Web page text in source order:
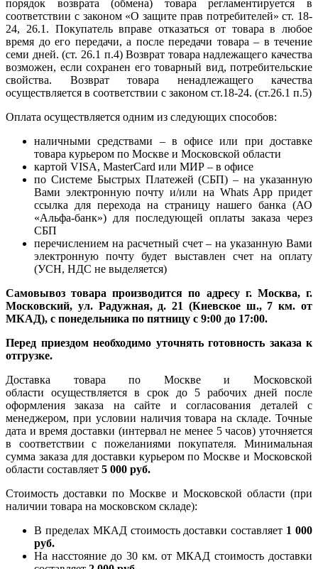
порядок возврата (обмена) товара регламентируется в
соответствии с законом «О защите прав потребителей» ст. 18-
24, 26.1. Покупатель вправе отказаться от товара в любое
время до его передачи, а после передачи товара – в течение
семи дней. (ст. 26.1 п.4) Возврат товара надлежащего качества
возможен, если сохранен его товарный вид, потребительские
свойства. Возврат товара ненадлежащего качества
осуществляется в соответствии с законом ст.18-24. (ст.26.1 п.5)
Оплата осуществляется одним из следующих способов:
наличными средствами – в офисе или при доставке
товара курьером по Москве и Московской области
картой VISA, MasterCard или МИР – в офисе
по Системе Быстрых Платежей (СБП) – на указанную
Вами электронную почту и/или на Whats App придет
ссылка для перехода на страницу нашего банка (АО
«Альфа-банк») для последующей оплаты заказа через
СБП
перечислением на расчетный счет – на указанную Вами
электронную почту будет выставлен счет на оплату
(УСН, НДС не выделяется)
Самовывоз товара производится по адресу г. Москва, г.
Московский, ул. Радужная, д. 21 (Киевское ш., 7 км. от
МКАД), с понедельника по пятницу с 9:00 до 17:00.
Перед приездом необходимо уточнять готовность заказа к
отгрузке.
Доставка товара по Москве и Московской
области осуществляется в срок до 5 рабочих дней после
оформления заказа на сайте и согласования деталей с
менеджером, при условии наличия товара на складе. Точные
дата и время доставки (интервал не менее 5 часов) уточняется
в соответствии с пожеланиями покупателя. Минимальная
сумма заказа для доставки курьером по Москве и Московской
области составляет 5 000 руб.
Стоимость доставки по Москве и Московской области (при
наличии товара на московском складе):
В пределах МКАД стоимость доставки составляет 1 000
руб.
На насcтояние до 30 км. от МКАД стоимость доставки